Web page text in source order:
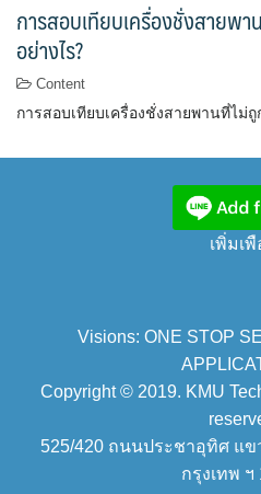
การสอบเทียบเครื่องชั่งสายพ
อย่างไร?
Content
การสอบเทียบเครื่องชั่งสายพานที่ไม่
เพิ่มเ
Visions: ONE STOP
Copyright © 2019. KMU
525/420 ถนนประชาอุทิศ แข
กรุงเทพ ฯ